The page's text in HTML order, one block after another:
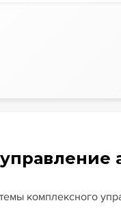
комплексного